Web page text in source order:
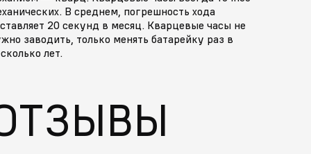
В среднем, погрешность хода
20 секунд в месяц. Кварцевые часы не
заводить, только менять батарейку раз в
лет.